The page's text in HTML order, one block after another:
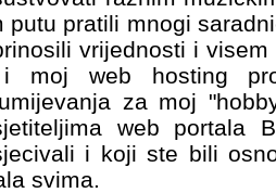
putu pratili mnogi
vrijednosti i
moj web hosting
za moj
web portala
i koji ste bili
svima.